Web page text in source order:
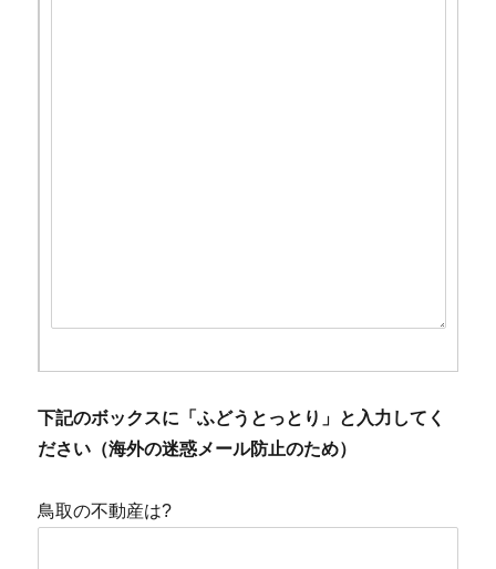
下記のボックスに「ふどうとっとり」と入力してく
ださい（海外の迷惑メール防止のため）
鳥取の不動産は?